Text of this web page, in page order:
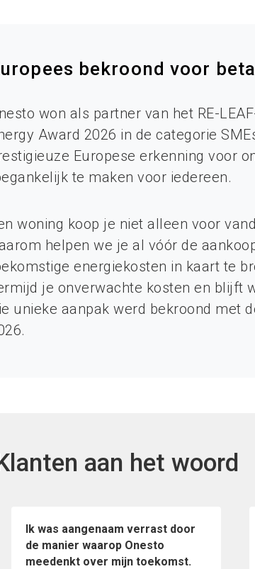
bekroond voor
won als partner van het RE-
Award 2026 in de categorie
Europese erkenning voor
te maken voor iedereen.
woning koop je niet alleen voor
helpen we je al vóór de
energiekosten in kaart te
je onverwachte kosten en blijft
unieke aanpak werd bekroond met
aan het woord
Ik was aangenaam verrast door
de manier waarop Onesto
meedenkt over mijn toekomst.